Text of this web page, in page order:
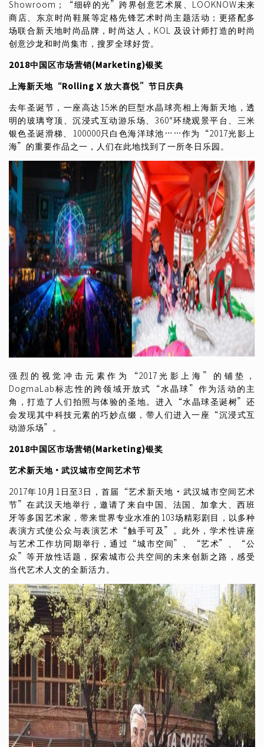
Showroom；“细碎的光”跨界创意艺术展、LOOKNOW未来
商店、东京时尚鞋展等定格先锋艺术时尚主题活动；更搭配多
场联合新天地时尚品牌，时尚达人，KOL 及设计师打造的时尚
创意沙龙和时尚集市，搜罗全球好货。
2018中国区市场营销(Marketing)银奖
上海新天地 “Rolling X 放大喜悦” 节日庆典
去年圣诞节，一座高达15米的巨型水晶球亮相上海新天地，透
明的玻璃穹顶、沉浸式互动游乐场、360°环绕观景平台、三米
银色圣诞滑梯、100000只白色海洋球池……作为“2017光影上
海”的重要作品之一，人们在此地找到了一所冬日乐园。
强烈的视觉冲击元素作为“2017光影上海”的铺垫，
DogmaLab标志性的跨领域开放式“水晶球”作为活动的主
角，打造了人们拍照与体验的圣地。进入“水晶球圣诞树”还
会发现其中科技元素的巧妙点缀，带人们进入一座“沉浸式互
动游乐场”。
2018中国区市场营销(Marketing)银奖
艺术新天地 · 武汉城市空间艺术节
2017年10月1日至3日，首届“艺术新天地•武汉城市空间艺术
节”在武汉天地举行，邀请了来自中国、法国、加拿大、西班
牙等多国艺术家，带来世界专业水准的103场精彩剧目，以多种
表演方式使公众与表演艺术“触手可及”。此外，学术性讲座
与艺术工作坊同期举行，通过“城市空间”、“艺术”、“公
众”等开放性话题，探索城市公共空间的未来创新之路，感受
当代艺术人文的全新活力。